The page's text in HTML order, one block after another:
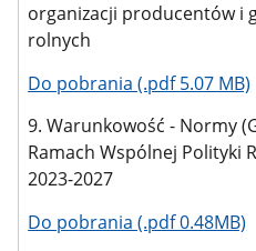
organizacji producentów i
rolnych
Do pobrania (.pdf 5.07 MB)
9. Warunkowość - Normy
Ramach Wspólnej Polityki
2023-2027
Do pobrania (.pdf 0.48MB)